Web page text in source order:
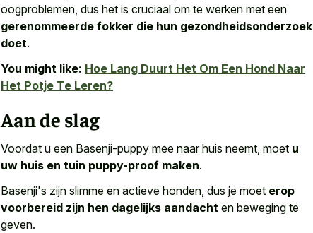
oogproblemen, dus het is cruciaal om te werken met een
gerenommeerde fokker die hun gezondheidsonderzoek
doet.
You might like: Hoe Lang Duurt Het Om Een Hond Naar
Het Potje Te Leren?
Aan de slag
Voordat u een Basenji-puppy mee naar huis neemt, moet u
uw huis en tuin puppy-proof maken.
Basenji's zijn slimme en actieve honden, dus je moet erop
voorbereid zijn hen dagelijks aandacht en beweging te
geven.